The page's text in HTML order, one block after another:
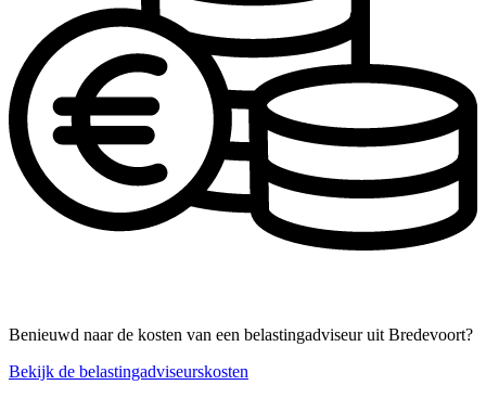
Benieuwd naar de kosten van een belastingadviseur uit Bredevoort?
Bekijk de belastingadviseurskosten